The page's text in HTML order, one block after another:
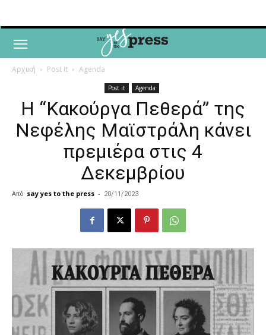
Αρχική Post it Agenda
Post it Agenda
Η “Κακούργα Πεθερά” της
Νεφέλης Μαϊστράλη κάνει
πρεμιέρα στις 4
Δεκεμβρίου
Από say yes to the press - 20/11/2023